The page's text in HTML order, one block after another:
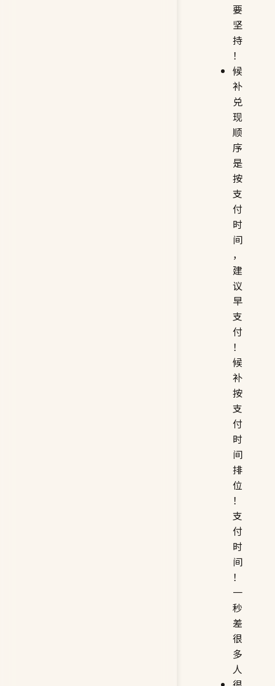
要
坚
持
！
候
补
兑
现
顺
序
是
按
支
付
时
间
，
建
议
早
支
付
！
候
补
按
支
付
时
间
排
位
！
支
付
时
间
！
一
秒
差
很
多
人